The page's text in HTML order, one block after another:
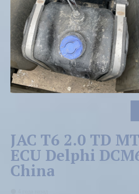
JAC T6 2.0 TD
ECU Delphi
China